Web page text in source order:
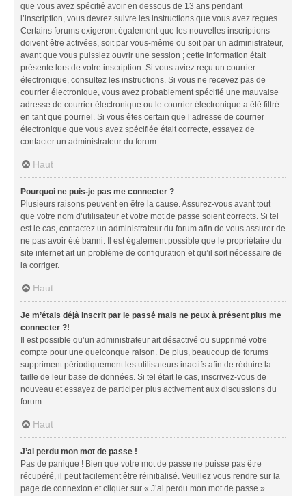
que vous avez spécifié avoir en dessous de 13 ans pendant
l’inscription, vous devrez suivre les instructions que vous avez reçues.
Certains forums exigeront également que les nouvelles inscriptions
doivent être activées, soit par vous-même ou soit par un administrateur,
avant que vous puissiez ouvrir une session ; cette information était
présente lors de votre inscription. Si vous aviez reçu un courrier
électronique, consultez les instructions. Si vous ne recevez pas de
courrier électronique, vous avez probablement spécifié une mauvaise
adresse de courrier électronique ou le courrier électronique a été filtré
en tant que pourriel. Si vous êtes certain que l’adresse de courrier
électronique que vous avez spécifiée était correcte, essayez de
contacter un administrateur du forum.
Haut
Pourquoi ne puis-je pas me connecter ?
Plusieurs raisons peuvent en être la cause. Assurez-vous avant tout
que votre nom d’utilisateur et votre mot de passe soient corrects. Si tel
est le cas, contactez un administrateur du forum afin de vous assurer de
ne pas avoir été banni. Il est également possible que le propriétaire du
site internet ait un problème de configuration et qu’il soit nécessaire de
la corriger.
Haut
Je m’étais déjà inscrit par le passé mais ne peux à présent plus me
connecter ?!
Il est possible qu’un administrateur ait désactivé ou supprimé votre
compte pour une quelconque raison. De plus, beaucoup de forums
suppriment périodiquement les utilisateurs inactifs afin de réduire la
taille de leur base de données. Si tel était le cas, inscrivez-vous de
nouveau et essayez de participer plus activement aux discussions du
forum.
Haut
J’ai perdu mon mot de passe !
Pas de panique ! Bien que votre mot de passe ne puisse pas être
récupéré, il peut facilement être réinitialisé. Veuillez vous rendre sur la
page de connexion et cliquer sur « J’ai perdu mon mot de passe ».